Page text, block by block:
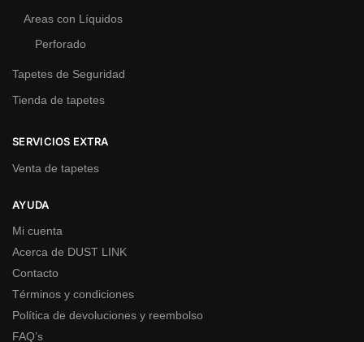
Areas con Líquidos
Perforado
Tapetes de Seguridad
Tienda de tapetes
SERVICIOS EXTRA
Venta de tapetes
AYUDA
Mi cuenta
Acerca de DUST LINK
Contacto
Términos y condiciones
Política de devoluciones y reembolso
FAQ’s